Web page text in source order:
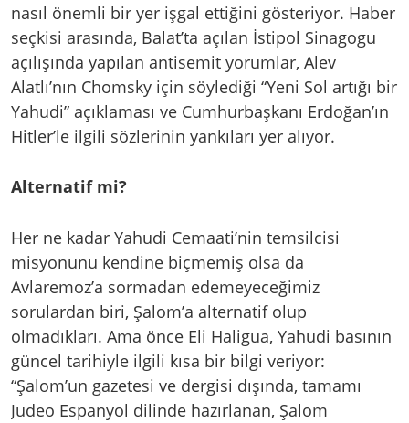
nasıl önemli bir yer işgal ettiğini gösteriyor. Haber
seçkisi arasında, Balat’ta açılan İstipol Sinagogu
açılışında yapılan antisemit yorumlar, Alev
Alatlı’nın Chomsky için söylediği “Yeni Sol artığı bir
Yahudi” açıklaması ve Cumhurbaşkanı Erdoğan’ın
Hitler’le ilgili sözlerinin yankıları yer alıyor.
Alternatif mi?
Her ne kadar Yahudi Cemaati’nin temsilcisi
misyonunu kendine biçmemiş olsa da
Avlaremoz’a sormadan edemeyeceğimiz
sorulardan biri, Şalom’a alternatif olup
olmadıkları. Ama önce Eli Haligua, Yahudi basının
güncel tarihiyle ilgili kısa bir bilgi veriyor:
“Şalom’un gazetesi ve dergisi dışında, tamamı
Judeo Espanyol dilinde hazırlanan, Şalom